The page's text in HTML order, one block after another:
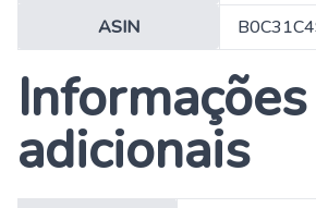
ASIN
Informações
adicionais